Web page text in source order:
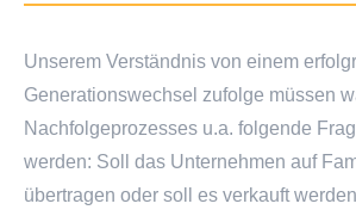
Unserem Verständnis von einem
Generationswechsel zufolge müssen
Nachfolgeprozesses u.a. folgende
werden: Soll das Unternehmen auf
übertragen oder soll es verkauft